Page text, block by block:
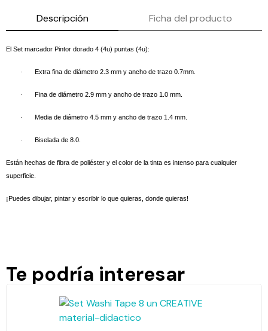
Descripción Ficha del producto
El Set marcador Pintor dorado 4 (4u) puntas (4u):
· Extra fina de diámetro 2.3 mm y ancho de trazo 0.7mm.
· Fina de diámetro 2.9 mm y ancho de trazo 1.0 mm.
· Media de diámetro 4.5 mm y ancho de trazo 1.4 mm.
· Biselada de 8.0.
Están hechas de fibra de poliéster y el color de la tinta es intenso para cualquier
superficie.
¡Puedes dibujar, pintar y escribir lo que quieras, donde quieras!
Te podría interesar